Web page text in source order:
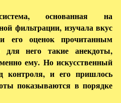
основанная на
фильтрации, изучала вкус
его оценок прочитанным
для него такие анекдоты,
ему. Но искусственный
контроля, и его пришлось
показываются в порядке